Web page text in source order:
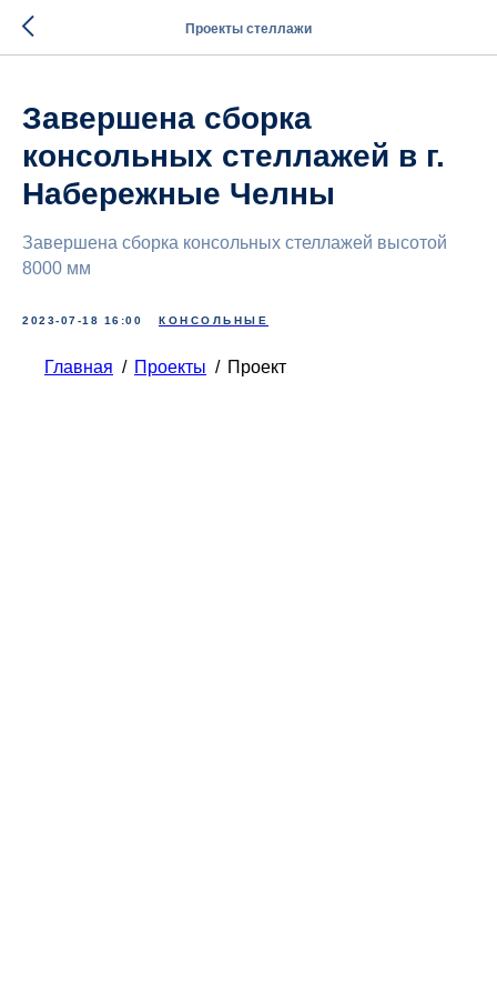
Проекты стеллажи
Завершена сборка
консольных стеллажей в г.
Набережные Челны
Завершена сборка консольных стеллажей высотой
8000 мм
2023-07-18 16:00 КОНСОЛЬНЫЕ
Главная / Проекты / Проект